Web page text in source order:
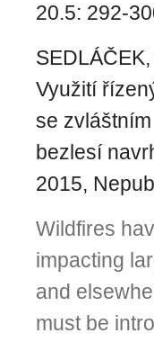
20.5: 292-
Využití
se
bezlesí
2015,
Wildfires
impacting
and
must be